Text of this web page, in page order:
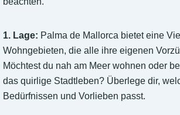
1. Lage: Palma de Mallorca bietet eine
Wohngebieten, die alle ihre eigenen
Möchtest du nah am Meer wohnen oder
das quirlige Stadtleben? Überlege dir,
Bedürfnissen und Vorlieben passt.